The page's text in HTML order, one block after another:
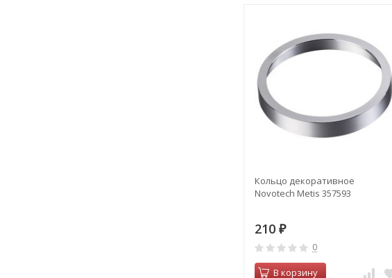
Кольцо декоративное
Novotech Metis 357593
210 ₽
0
В корзину